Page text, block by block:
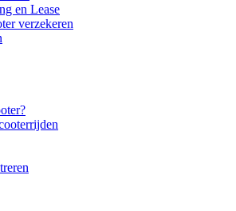
en Lease
verzekeren